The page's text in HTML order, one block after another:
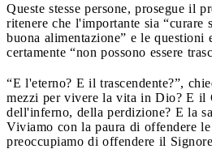
Queste stesse persone, prosegue il
ritenere che l'importante sia “curare
buona alimentazione” e le questioni
certamente “non possono essere
“E l'eterno? E il trascendente?”,
mezzi per vivere la vita in Dio? E il
dell'inferno, della perdizione? E la
Viviamo con la paura di offendere
preoccupiamo di offendere il